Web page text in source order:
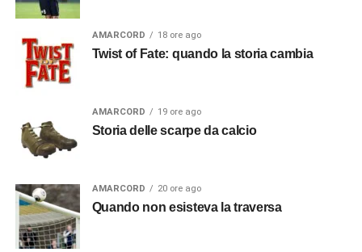
AMARCORD 18 ore ago
Twist of Fate: quando la storia cambia
AMARCORD 19 ore ago
Storia delle scarpe da calcio
AMARCORD 20 ore ago
Quando non esisteva la traversa